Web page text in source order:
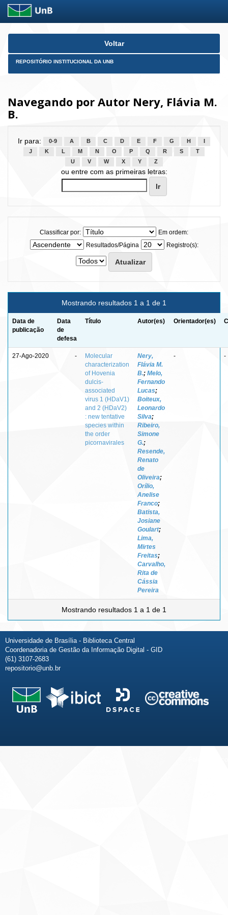
Skip
Voltar
REPOSITÓRIO INSTITUCIONAL DA UNB
Navegando por Autor Nery, Flávia M.
B.
Ir para: 0-9 A B C D E F G H
J
K L M N O P Q R S
T
U
V W X Y Z
ou entre com as primeiras letras:
Classificar por:
Em ordem:
Resultados/Página
Registro(s):
Mostrando resultados 1 a 1 de 1
Data de
publicação
Data
de
defesa
Título Autor(es) Orientador(es)
27-Ago-2020 -
Molecular
characterization
of Hovenia
dulcis-
associated
virus 1 (HDaV1)
and 2 (HDaV2)
: new tentative
species within
the order
picornavirales
Nery,
Flávia M.
B.; Melo,
Fernando
Lucas;
Boiteux,
Leonardo
Silva;
Ribeiro,
Simone
G.;
Resende,
Renato
de
Oliveira;
Orílio,
Anelise
Franco;
Batista,
Josiane
Goulart;
Lima,
Mirtes
Freitas;
Carvalho,
Rita de
Cássia
Pereira
- -
Mostrando resultados 1 a 1 de 1
Universidade de Brasília - Biblioteca Central
Coordenadoria de Gestão da Informação Digital - GID
(61) 3107-2683
repositorio@unb.br